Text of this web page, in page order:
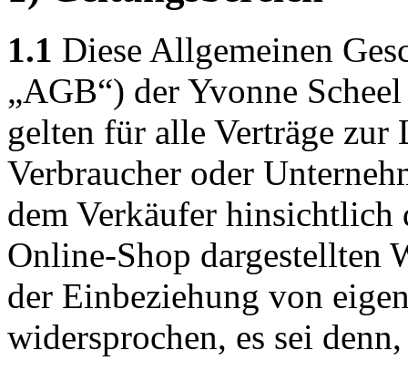
1.1 Diese Allgemeinen
„AGB“) der Yvonne
gelten für alle Verträge
Verbraucher oder
dem Verkäufer hinsichtlich
Online-Shop dargestellten
der Einbeziehung von
widersprochen, es sei